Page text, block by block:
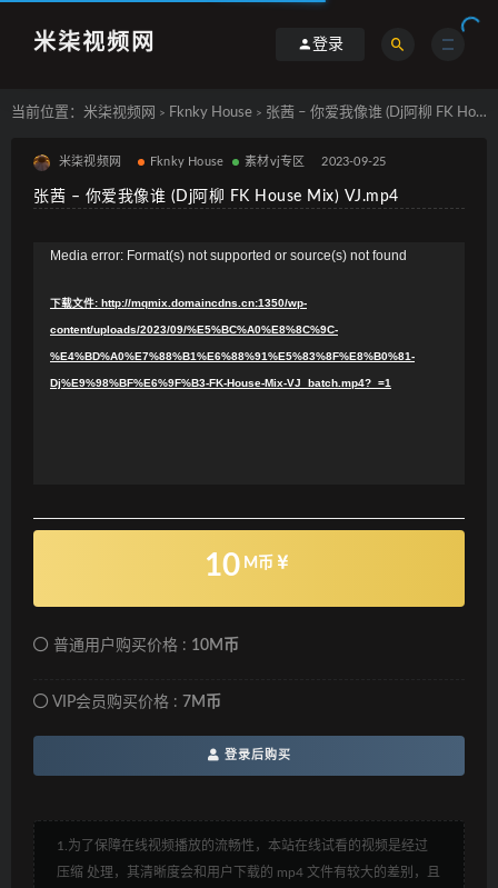
米柒视频网 登录
当前位置： 米柒视频网 > Fknky House > 张茜 – 你爱我像谁 (Dj阿柳 FK House Mix) VJ.mp4
米柒视频网 Fknky House 素材vj专区 2023-09-25
张茜 – 你爱我像谁 (Dj阿柳 FK House Mix) VJ.mp4
Media error: Format(s) not supported or source(s) not found
下载文件: http://mqmix.domaincdns.cn:1350/wp-
content/uploads/2023/09/%E5%BC%A0%E8%8C%9C-
%E4%BD%A0%E7%88%B1%E6%88%91%E5%83%8F%E8%B0%81-
Dj%E9%98%BF%E6%9F%B3-FK-House-Mix-VJ_batch.mp4?_=1
10 M币
普通用户购买价格 : 10M币
VIP会员购买价格 : 7M币
登录后购买
1.为了保障在线视频播放的流畅性，本站在线试看的视频是经过
压缩 处理，其清晰度会和用户下载的 mp4 文件有较大的差别，且